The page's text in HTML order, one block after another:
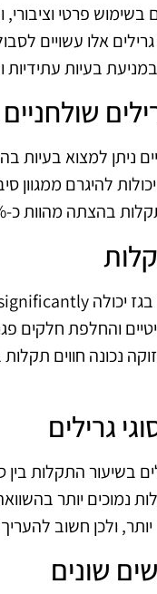
בשימוש פרטי
אלו עשויים
בעיות עתידיות
ניתן למצוא
להיגרם ממגוון
כ-30% מהתקלות המדווחות.
והחלפת חלקים
גרילים
התקלות בין
נמוכים יותר
ולכן חשוב
שונים